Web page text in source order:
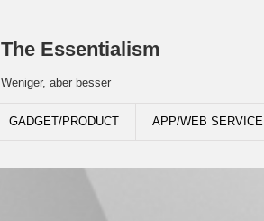
The Essentialism
Weniger, aber besser
GADGET/PRODUCT APP/WEB SERVICE